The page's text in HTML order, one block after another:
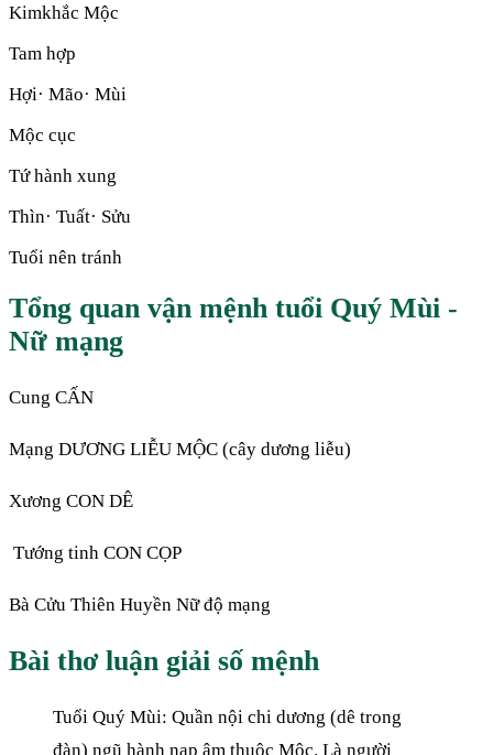
Kimkhắc Mộc
Tam hợp
Hợi· Mão· Mùi
Mộc cục
Tứ hành xung
Thìn· Tuất· Sửu
Tuổi nên tránh
Tổng quan vận mệnh tuổi Quý Mùi -
Nữ mạng
Cung CẤN
Mạng DƯƠNG LIỄU MỘC (cây dương liễu)
Xương CON DÊ
Tướng tinh CON CỌP
Bà Cửu Thiên Huyền Nữ độ mạng
Bài thơ luận giải số mệnh
Tuổi Quý Mùi: Quần nội chi dương (dê trong
đàn) ngũ hành nạp âm thuộc Mộc. Là người